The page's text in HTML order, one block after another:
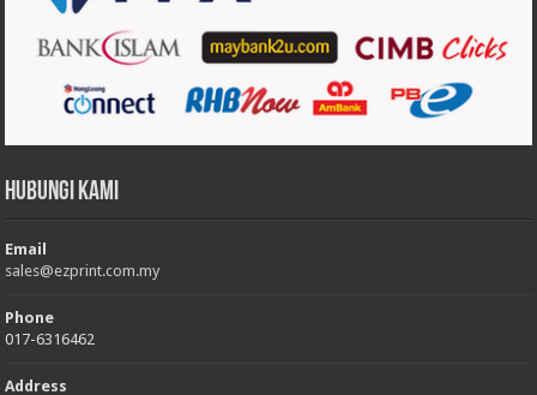
Hubungi Kami
Email
sales@ezprint.com.my
Phone
017-6316462
Address